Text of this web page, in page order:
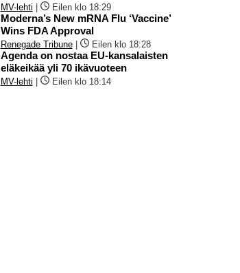
MV-lehti Eilen klo 18:29
Moderna’s New mRNA Flu ‘Vaccine’
Wins FDA Approval
Renegade Tribune| Eilen klo 18:28
Agenda on nostaa EU-kansalaisten
eläkeikää yli 70 ikävuoteen
MV-lehti Eilen klo 18:14